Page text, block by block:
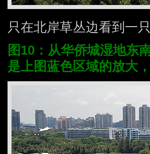
只在北岸草丛边看到一只
图10：从华侨城湿地东
是上图蓝色区域的放大